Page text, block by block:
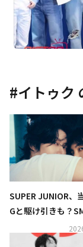
#イトゥク
SUPER JUNIOR、
Gと駆け引きも？
力争いを語る「す
た」（動画あり）